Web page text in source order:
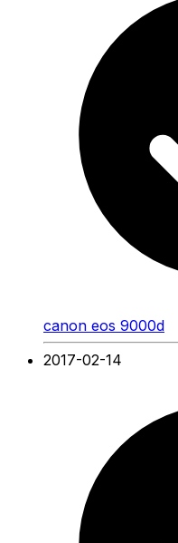
canon eos 9000d
2017-02-14